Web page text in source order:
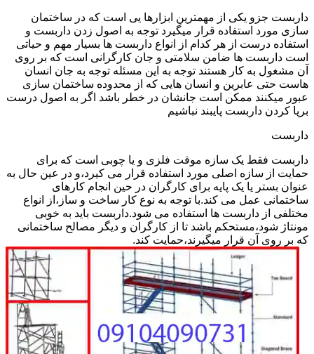
داربست جزو یکی از مهمترین ابزارها یی است که در ساختمان
سازی مورد استفاده قرار میگیرد توجه به اصول زدن داربست و
استفاده درست از هر کدام از انواع داربست ها بسیار مهم و حیاتی
است داربست ها ضامن سلامتی و جان کارگرانی است که بر روی
آن مشغول به کار هستند توجه به این مسئله توجه به جان انسان
هاست حتی عابرین و انسان هایی که از محدوده ساختمان سازی
عبور میکنند ممکن است جانشان در خطر باشد اگر به اصول درست
برپا کردن داربست پایبند نباشیم
داربست
داربست فقط یک سازه موقت فلزی و یا چوبی است که برای
حمایت از سازه اصلی مورد استفاده قرار می کیرد،و در عین حال به
عنوان بستر یا یک پایه برای کارگران در حین انجام کارهای
ساختمانی عمل می کند.با توجه به نوع کار ساخت و ساز،از انواع
مختلفی از داربست ها استفاده می شود.داربست باید به خوبی
مونتاژ شود،مستحکم باشد تا از کارگران و دیگر مصالح ساختمانی
که بر روی آن قرار میگیرند،حمایت کند.